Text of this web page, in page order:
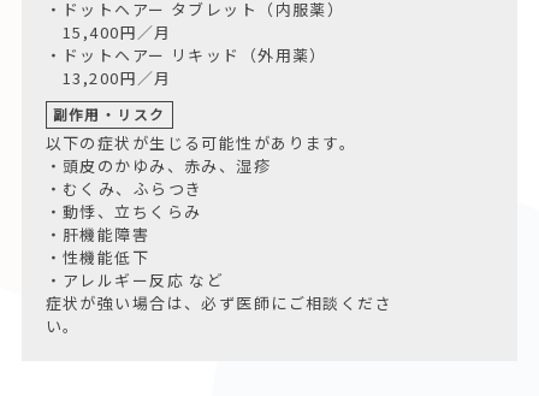
・ドットヘアー タブレット（内服薬）
15,400円／月
・ドットヘアー リキッド（外用薬）
13,200円／月
副作用・リスク
以下の症状が生じる可能性があります。
・頭皮のかゆみ、赤み、湿疹
・むくみ、ふらつき
・動悸、立ちくらみ
・肝機能障害
・性機能低下
・アレルギー反応 など
症状が強い場合は、必ず医師にご相談くださ
い。